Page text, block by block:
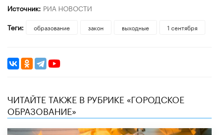
Источник: РИА НОВОСТИ
Теги:
образование закон выходные 1 сентября
ЧИТАЙТЕ ТАКЖЕ В РУБРИКЕ «ГОРОДСКОЕ
ОБРАЗОВАНИЕ»